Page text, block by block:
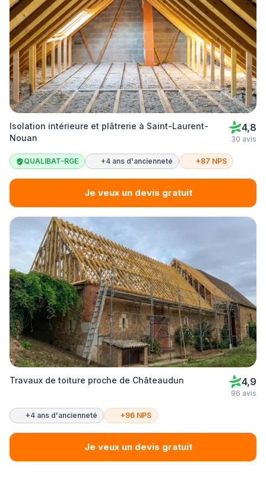
Isolation intérieure et plâtrerie à Saint-Laurent-
Nouan
4,8
30 avis
QUALIBAT-RGE +4 ans d'ancienneté +87 NPS
Je veux un devis gratuit
Travaux de toiture proche de Châteaudun 4,9
96 avis
+4 ans d'ancienneté +96 NPS
Je veux un devis gratuit